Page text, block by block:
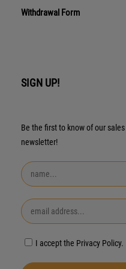
Withdrawal Form
SIGN UP!
Be the first to know of our
newsletter!
I accept the Privacy Policy.